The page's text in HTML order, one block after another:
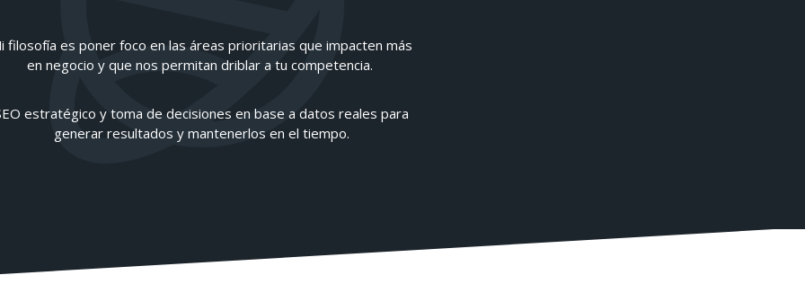
filosofía es poner foco en las áreas prioritarias que impacten más
en negocio y que nos permitan driblar a tu competencia.
estratégico y toma de decisiones en base a datos reales para
generar resultados y mantenerlos en el tiempo.